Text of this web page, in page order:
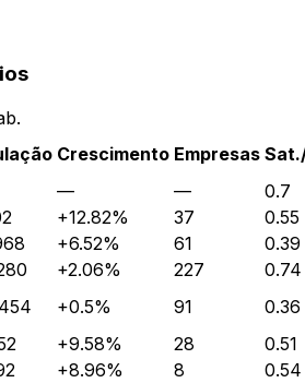
Crescimento Empresas
— —
0.7
+12.82% 37
0.55
+6.52% 61
0.39
+2.06% 227
0.74
+0.5% 91
0.36
+9.58% 28
0.51
+8.96% 8
0.54